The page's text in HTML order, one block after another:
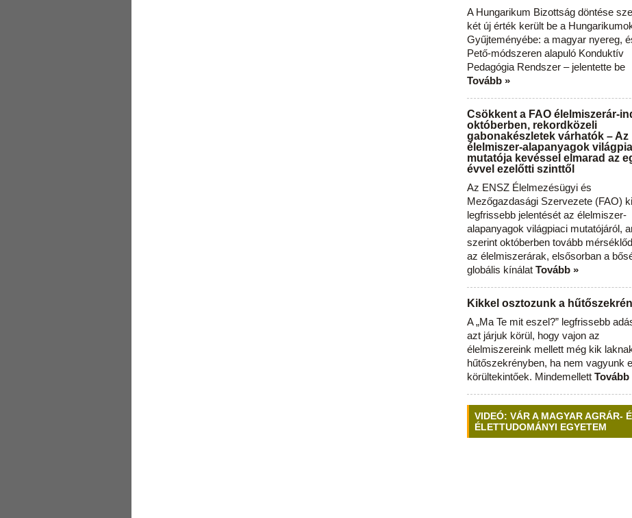
A Hungarikum Bizottság döntése
két új érték került be a
Gyűjteményébe: a magyar nyereg,
Pető-módszeren alapuló Konduktív
Pedagógia Rendszer – jelentette be
Tovább »
Csökkent a FAO élelmiszerár-
októberben, rekordközeli
gabonakészletek várhatók – Az
élelmiszer-alapanyagok
mutatója kevéssel elmarad az
évvel ezelőtti szinttől
Az ENSZ Élelmezésügyi és
Mezőgazdasági Szervezete (FAO)
legfrissebb jelentését az élelmiszer-
alapanyagok világpiaci mutatójáról,
szerint októberben tovább
az élelmiszerárak, elsősorban a
globális kínálat Tovább »
Kikkel osztozunk a
A „Ma Te mit eszel?” legfrissebb
azt járjuk körül, hogy vajon az
élelmiszereink mellett még kik
hűtőszekrényben, ha nem vagyunk
körültekintőek. Mindemellett Tovább
VIDEÓ: VÁR A MAGYAR AGRÁR-
ÉLETTUDOMÁNYI EGYETEM